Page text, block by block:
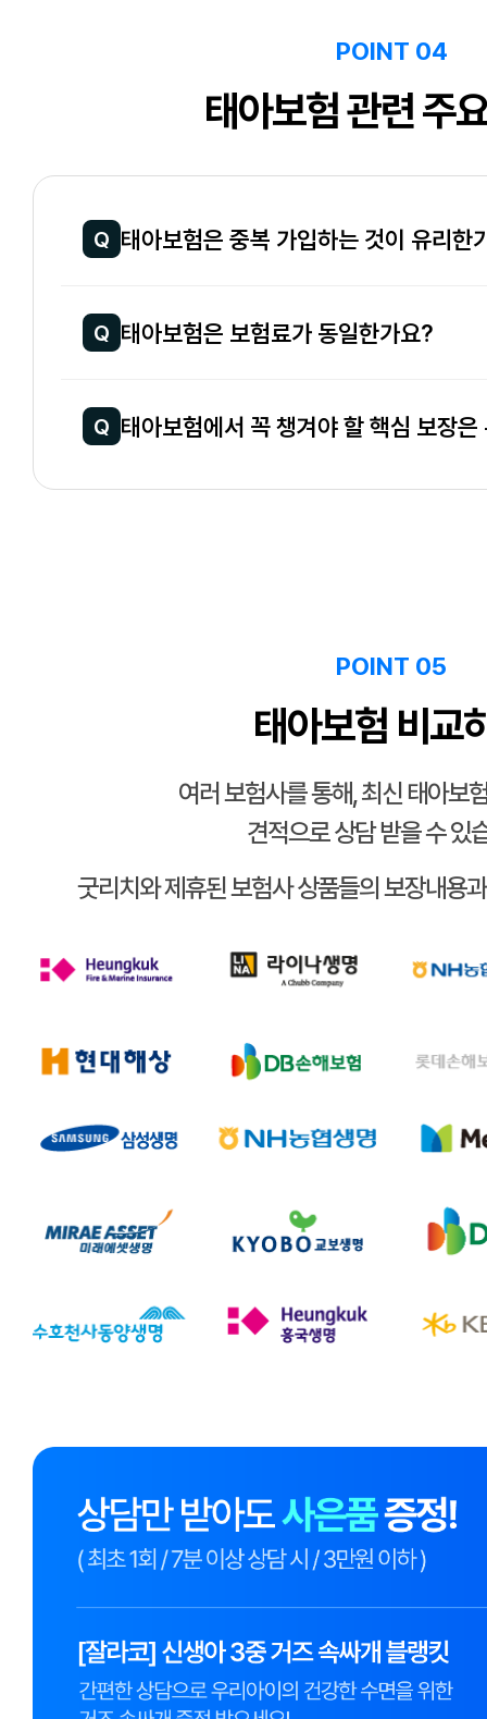
POINT 04
태아보험 관련 주
Q 태아보험은 중복 가입하는 것이 유리한
Q 태아보험은 보험료가 동일한가요?
Q 태아보험에서 꼭 챙겨야 할 핵심 보장
POINT 05
태아보험 비교
여러 보험사를 통해, 최신 태아보
견적으로 상담 받을 수 있
굿리치와 제휴된 보험사 상품들의 보장내용